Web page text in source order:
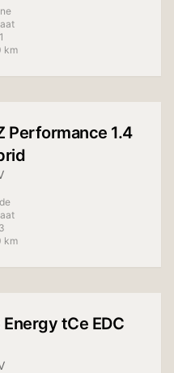
km
Performance 1.4
km
Energy tCe EDC